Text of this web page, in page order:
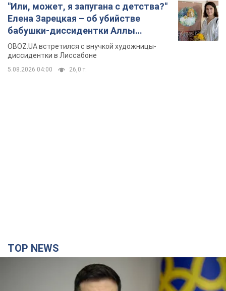
"Или, может, я запугана с детства?"
Елена Зарецкая – об убийстве
бабушки-диссидентки Аллы
Горской, критике сына Стуса и
бегстве в Португалию с пятью
детьми
OBOZ.UA встретился с внучкой художницы-
диссидентки в Лиссабоне
5.08.2026 04:00 26,0 т.
TOP NEWS